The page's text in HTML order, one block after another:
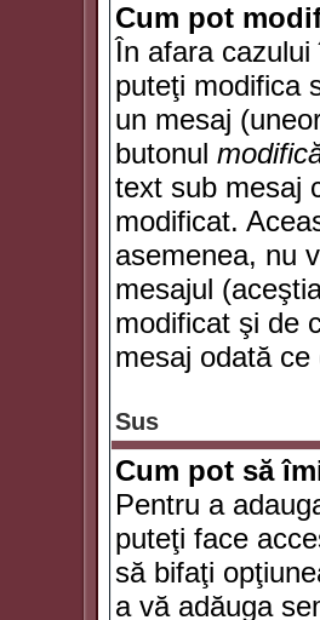
Cum pot
În afara
puteţi modifica
un mesaj
butonul
text sub mesaj
modificat.
asemenea, nu
mesajul
modificat şi de
mesaj odată
Sus
Cum pot să
Pentru a
puteţi face
să bifaţi
a vă adăuga